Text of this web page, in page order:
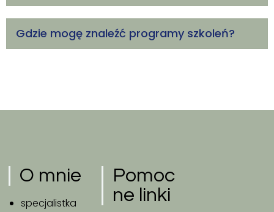
Gdzie mogę znaleźć programy szkoleń?
O mnie
specjalistka
Pomoc
ne linki